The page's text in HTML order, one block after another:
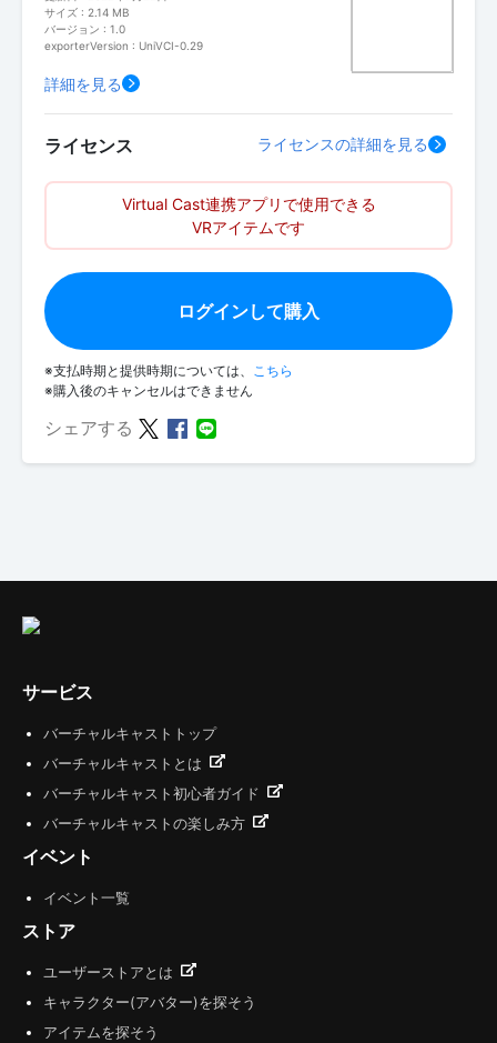
サイズ : 2.14 MB
バージョン : 1.0
exporterVersion : UniVCI-0.29
詳細を見る
ライセンス ライセンスの詳細を見る
Virtual Cast連携アプリで使用できる
VRアイテムです
ログインして購入
※支払時期と提供時期については、 こちら
※購入後のキャンセルはできません
シェアする
サービス
バーチャルキャストトップ
バーチャルキャストとは
バーチャルキャスト初心者ガイド
バーチャルキャストの楽しみ方
イベント
イベント一覧
ストア
ユーザーストアとは
キャラクター(アバター)を探そう
アイテムを探そう